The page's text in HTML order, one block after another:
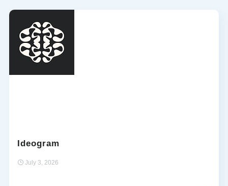
Ideogram
July 3, 2026